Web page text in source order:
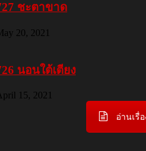
ชะตาขาด
20, 2021
นอนใต้เตียง
15, 2021
อ่านเรื่